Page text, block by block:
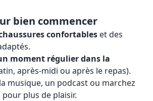
bien commencer
confortables et des
moment régulier dans la
après-midi ou après le repas).
musique, un podcast ou marchez
pour plus de plaisir.